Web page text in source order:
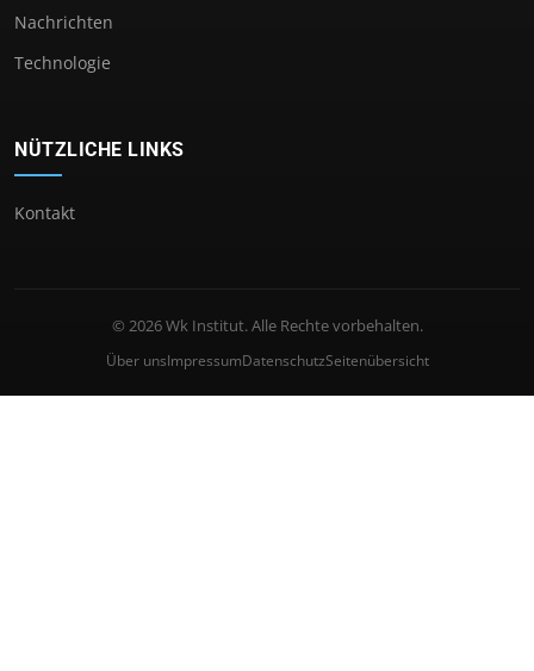
Nachrichten
Technologie
NÜTZLICHE LINKS
Kontakt
© 2026 Wk Institut. Alle Rechte vorbehalten.
Über unsImpressumDatenschutzSeitenübersicht